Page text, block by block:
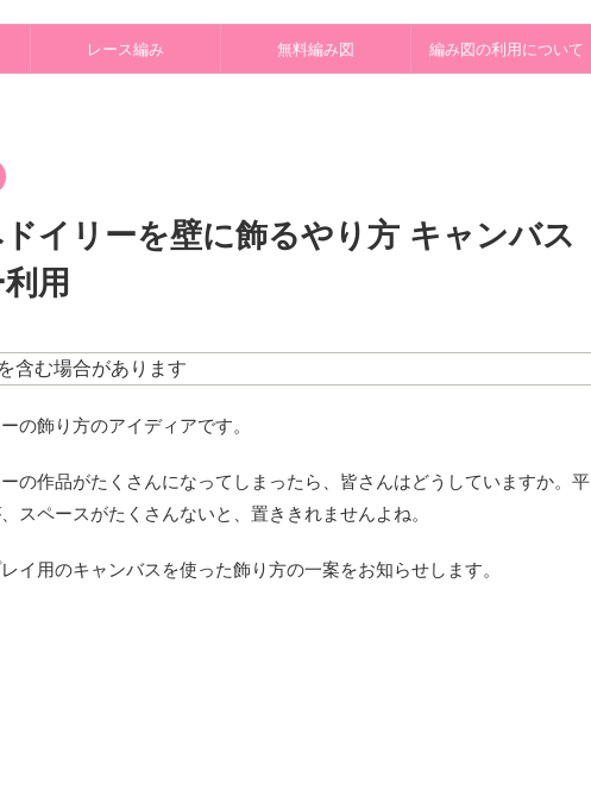
レース編み 無料編み図 編み図の利用について
イリーを壁に飾るやり方 キャンバス
用
含む場合があります
の飾り方のアイディアです。
の作品がたくさんになってしまったら、皆さんはどうしていますか。平
スペースがたくさんないと、置ききれませんよね。
イ用のキャンバスを使った飾り方の一案をお知らせします。